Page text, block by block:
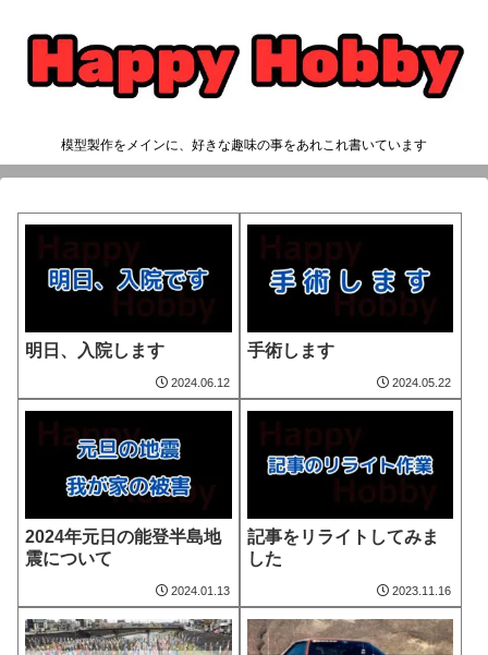
模型製作をメインに、好きな趣味の事をあれこれ書いています
明日、入院します
2024.06.12
手術します
2024.05.22
2024年元日の能登半島地
震について
2024.01.13
記事をリライトしてみま
した
2023.11.16